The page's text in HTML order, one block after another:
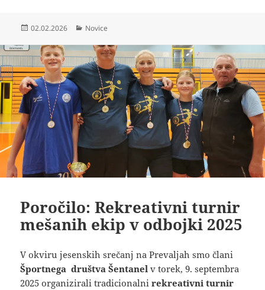
Objavljeno
02.02.2026 Kategorije
Novice
Poročilo: Rekreativni turnir
mešanih ekip v odbojki 2025
V okviru jesenskih srečanj na Prevaljah smo člani
Športnega društva Šentanel v torek, 9. septembra
2025 organizirali tradicionalnirekreativni turnir